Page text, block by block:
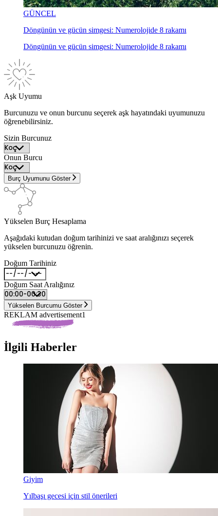
GÜNCEL
Döngünün ve gücün simgesi: Numerolojide 8 rakamı
Döngünün ve gücün simgesi: Numerolojide 8 rakamı
Aşk Uyumu
Burcunuzu ve onun burcunu seçerek aşk hayatındaki uyumunuzu
öğrenebilirsiniz.
Sizin Burcunuz
Onun Burcu
Burç Uyumunu Göster
Yükselen Burç Hesaplama
Aşağıdaki kutudan doğum tarihinizi ve saat aralığınızı seçerek
yükselen burcunuzu öğrenin.
Doğum Tarihiniz
Doğum Saat Aralığınız
Yükselen Burcumu Göster
REKLAM advertisement1
İlgili Haberler
Giyim
Yılbaşı gecesi için stil önerileri